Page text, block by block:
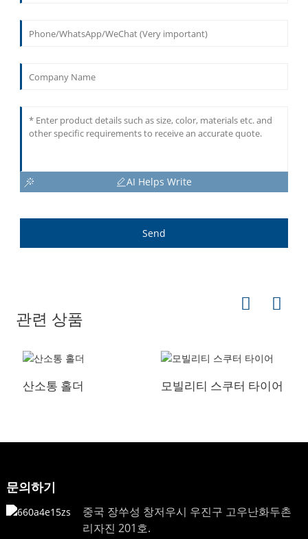
AI Helps Write
Send
관련 상품
산소통 홀더 모빌리티 스쿠터 타이어
문의하기
중국 장쑤성 창저우시 우진구 고우난화두촌
리자진 201호.